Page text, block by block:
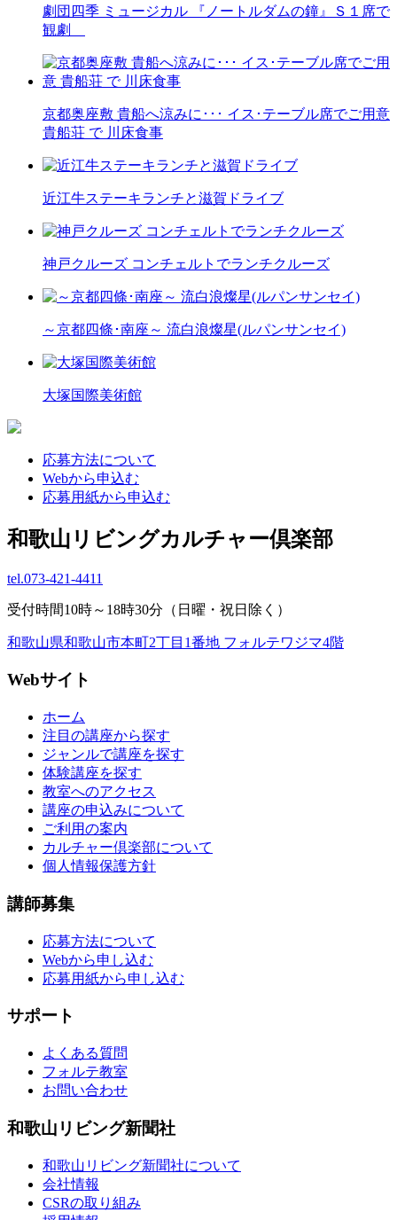
劇団四季 ミュージカル 『ノートルダムの鐘』Ｓ１席で
観劇
京都奥座敷 貴船へ涼みに･･･ イス･テーブル席でご用意
貴船荘 で 川床食事
近江牛ステーキランチと滋賀ドライブ
神戸クルーズ コンチェルトでランチクルーズ
～京都四條･南座～ 流白浪燦星(ルパンサンセイ)
大塚国際美術館
応募方法について
Webから申込む
応募用紙から申込む
和歌山リビングカルチャー倶楽部
tel.073-421-4411
受付時間10時～18時30分（日曜・祝日除く）
和歌山県和歌山市本町2丁目1番地 フォルテワジマ4階
Webサイト
ホーム
注目の講座から探す
ジャンルで講座を探す
体験講座を探す
教室へのアクセス
講座の申込みについて
ご利用の案内
カルチャー倶楽部について
個人情報保護方針
講師募集
応募方法について
Webから申し込む
応募用紙から申し込む
サポート
よくある質問
フォルテ教室
お問い合わせ
和歌山リビング新聞社
和歌山リビング新聞社について
会社情報
CSRの取り組み